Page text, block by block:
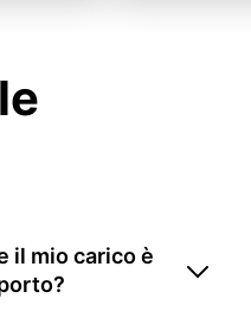
il mio carico è